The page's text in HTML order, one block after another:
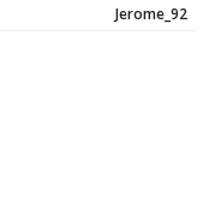
Jerome_92